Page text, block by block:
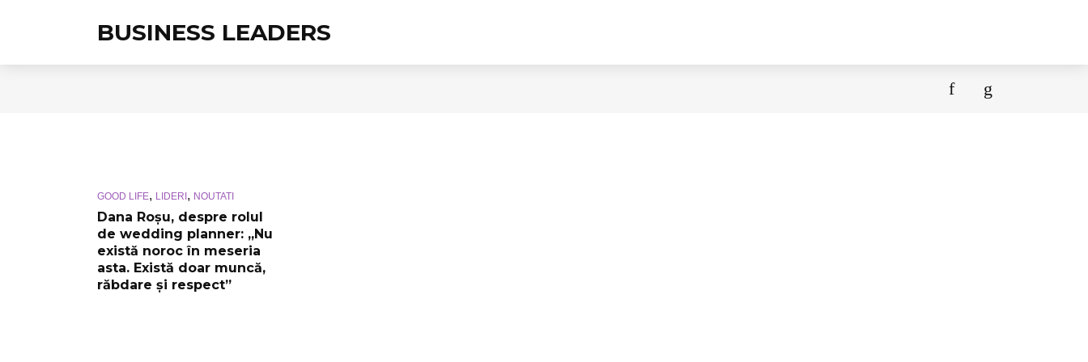
BUSINESS LEADERS
GOOD LIFE, LIDERI , NOUTATI
Dana Roșu, despre rolul
de wedding planner: „Nu
există noroc în meseria
asta. Există doar muncă,
răbdare și respect”